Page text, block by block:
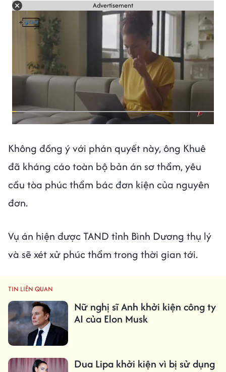
Advertisement
Không đồng ý với phán quyết này, ông Khuê
đã kháng cáo toàn bộ bản án sơ thẩm, yêu
cầu tòa phúc thẩm bác đơn kiện của nguyên
đơn.
Vụ án hiện được TAND tỉnh Bình Dương thụ lý
và sẽ xét xử phúc thẩm trong thời gian tới.
TIN LIÊN QUAN
Nữ nghị sĩ Anh khởi kiện công ty
AI của Elon Musk
Dua Lipa khởi kiện vì bị sử dụng